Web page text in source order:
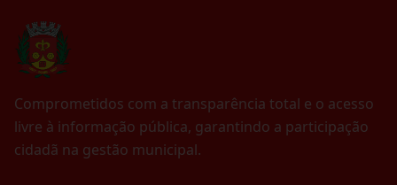
Comprometidos com a transparência total e o acesso
livre à informação pública, garantindo a participação
cidadã na gestão municipal.